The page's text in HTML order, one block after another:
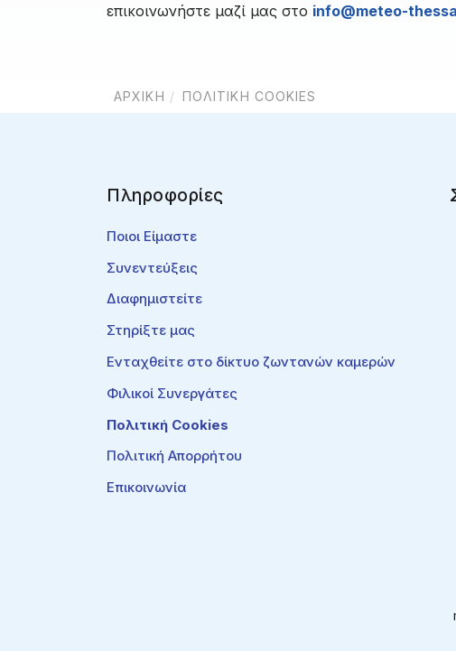
επικοινωνήστε μαζί μας στο info@meteo-
ΑΡΧΙΚΉ ΠΟΛΙΤΙΚΉ COOKIES
Πληροφορίες
Ποιοι Είμαστε
Συνεντεύξεις
Διαφημιστείτε
Στηρίξτε μας
Ενταχθείτε στο δίκτυο ζωντανών καμερών
Φιλικοί Συνεργάτες
Πολιτική Cookies
Πολιτική Απορρήτου
Επικοινωνία